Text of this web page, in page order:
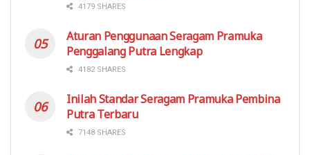
4179 SHARES
Aturan Penggunaan Seragam Pramuka
Penggalang Putra Lengkap
4182 SHARES
Inilah Standar Seragam Pramuka Pembina
Putra Terbaru
7148 SHARES